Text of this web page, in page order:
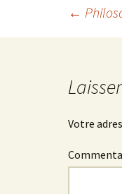
←
Votre